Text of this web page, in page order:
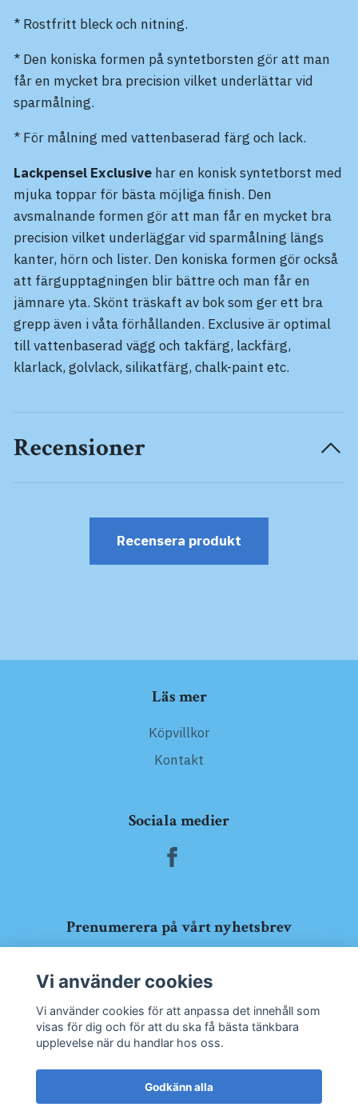
* Rostfritt bleck och nitning.
* Den koniska formen på syntetborsten gör att man
får en mycket bra precision vilket underlättar vid
sparmålning.
* För målning med vattenbaserad färg och lack.
Lackpensel Exclusive har en konisk syntetborst med
mjuka toppar för bästa möjliga finish. Den
avsmalnande formen gör att man får en mycket bra
precision vilket underläggar vid sparmålning längs
kanter, hörn och lister. Den koniska formen gör också
att färgupptagningen blir bättre och man får en
jämnare yta. Skönt träskaft av bok som ger ett bra
grepp även i våta förhållanden. Exclusive är optimal
till vattenbaserad vägg och takfärg, lackfärg,
klarlack, golvlack, silikatfärg, chalk-paint etc.
Recensioner
Recensera produkt
Läs mer
Köpvillkor
Kontakt
Sociala medier
Prenumerera på vårt nyhetsbrev
Vi använder cookies
Vi använder cookies för att anpassa det innehåll som
visas för dig och för att du ska få bästa tänkbara
upplevelse när du handlar hos oss.
Godkänn alla